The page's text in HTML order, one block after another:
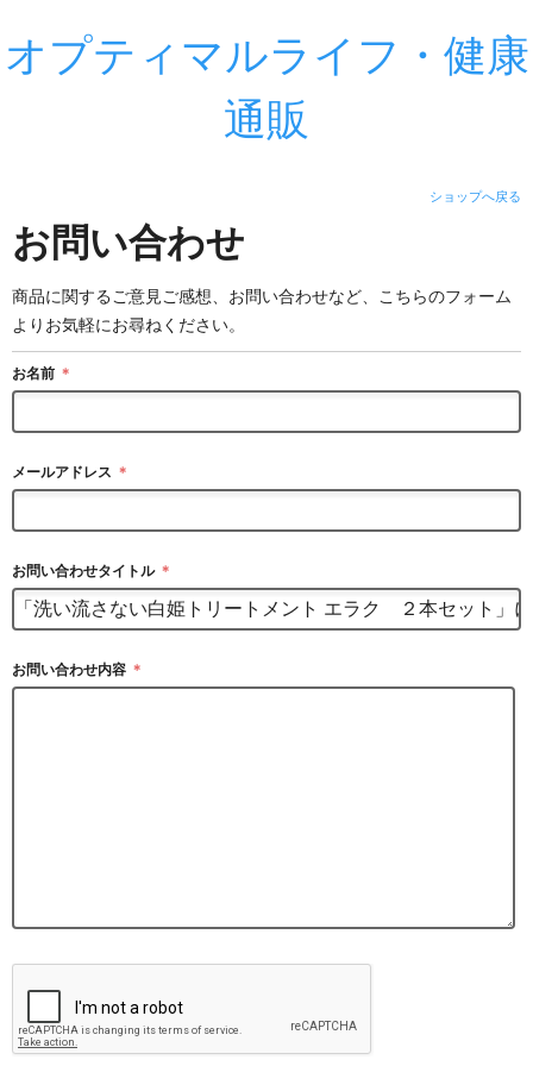
オプティマルライフ・健康
通販
ショップへ戻る
お問い合わせ
商品に関するご意見ご感想、お問い合わせなど、こちらのフォーム
よりお気軽にお尋ねください。
お名前 ＊
メールアドレス ＊
お問い合わせタイトル ＊
お問い合わせ内容 ＊